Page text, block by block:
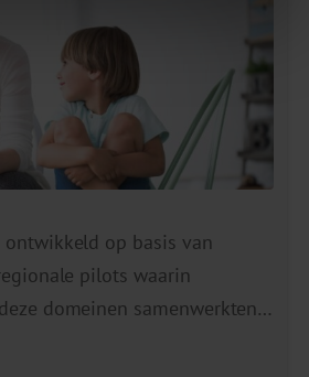
op basis van
pilots waarin
domeinen samenwerkten